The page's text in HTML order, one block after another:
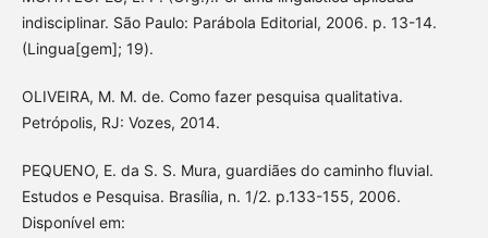
indisciplinar. São Paulo: Parábola Editorial, 2006. p. 13-14.
(Lingua[gem]; 19).
OLIVEIRA, M. M. de. Como fazer pesquisa qualitativa.
Petrópolis, RJ: Vozes, 2014.
PEQUENO, E. da S. S. Mura, guardiães do caminho fluvial.
Estudos e Pesquisa. Brasília, n. 1/2. p.133-155, 2006.
Disponível em: